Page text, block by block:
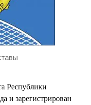
Республики
и зарегистрирован